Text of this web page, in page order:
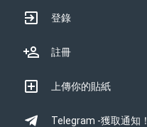
登錄
註冊
上傳你的貼紙
Telegram -獲取通知！